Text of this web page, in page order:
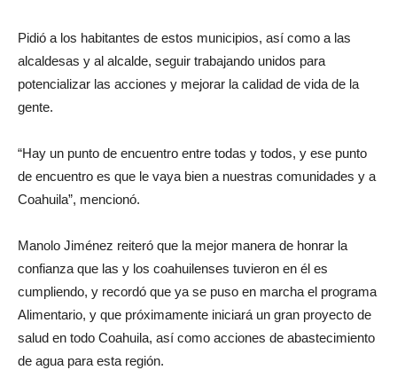
Pidió a los habitantes de estos municipios, así como a las
alcaldesas y al alcalde, seguir trabajando unidos para
potencializar las acciones y mejorar la calidad de vida de la
gente.
“Hay un punto de encuentro entre todas y todos, y ese punto
de encuentro es que le vaya bien a nuestras comunidades y a
Coahuila”, mencionó.
Manolo Jiménez reiteró que la mejor manera de honrar la
confianza que las y los coahuilenses tuvieron en él es
cumpliendo, y recordó que ya se puso en marcha el programa
Alimentario, y que próximamente iniciará un gran proyecto de
salud en todo Coahuila, así como acciones de abastecimiento
de agua para esta región.